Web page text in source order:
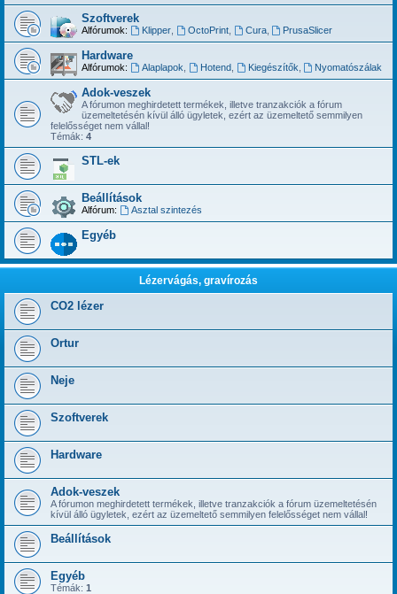
Szoftverek
Alfórumok: Klipper, OctoPrint, Cura, PrusaSlicer
Hardware
Alfórumok: Alaplapok Hotend, Kiegészítők Nyomatószálak
Adok-veszek
A fórumon meghirdetett termékek, illetve tranzakciók a fórum
üzemeltetésén kívül álló ügyletek, ezért az üzemeltető semmilyen
felelősséget nem vállal!
Témák: 4
STL-ek
Beállítások
Alfórum: Asztal szintezés
Egyéb
Lézervágás, gravírozás
CO2 lézer
Ortur
Neje
Szoftverek
Hardware
Adok-veszek
A fórumon meghirdetett termékek, illetve tranzakciók a fórum üzemeltetésén
kívül álló ügyletek, ezért az üzemeltető semmilyen felelősséget nem vállal!
Beállítások
Egyéb
Témák: 1